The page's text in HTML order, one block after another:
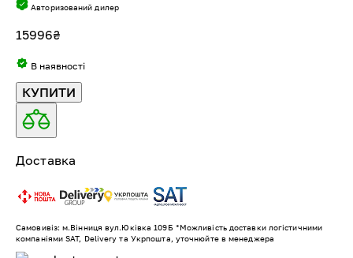
Авторизований дилер
15996₴
В наявності
КУПИТИ
Доставка
Самовивіз: м.Вінниця вул.Юківка 109Б *Можливість доставки логістичними
компаніями SAT, Delivery та Укрпошта, уточнюйте в менеджера